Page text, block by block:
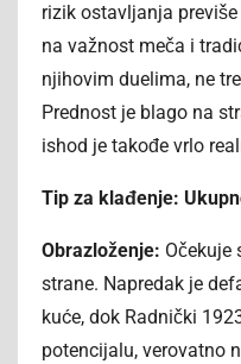
rizik ostavljanja
na važnost meča i
njihovim duelima, ne
Prednost je blago na
ishod je takođe vrlo
Tip za klađenje:
Obrazloženje: Očekuje
strane. Napredak je
kuće, dok Radnički
potencijalu, verovatno